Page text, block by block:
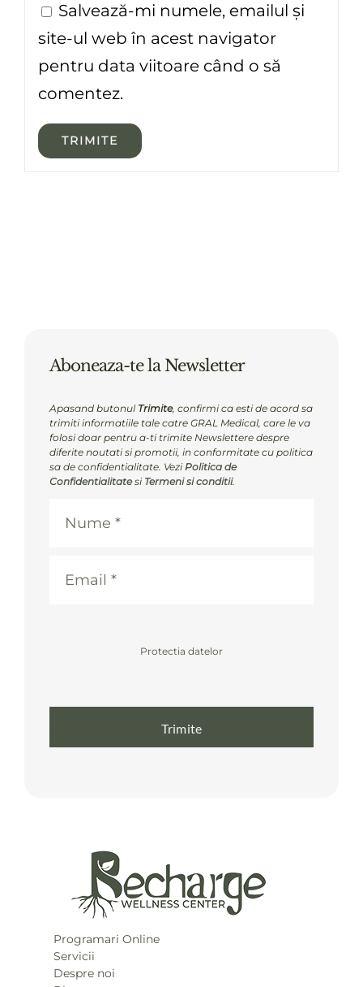
Salvează-mi numele, emailul și
site-ul web în acest navigator
pentru data viitoare când o să
comentez.
Aboneaza-te la Newsletter
Apasand butonul Trimite, confirmi ca esti de acord sa
trimiti informatiile tale catre GRAL Medical, care le va
folosi doar pentru a-ti trimite Newslettere despre
diferite noutati si promotii, in conformitate cu politica
sa de confidentialitate. VeziPolitica de
Confidentialitatesi Termeni si conditii.
Protectia datelor
Trimite
Programari Online
Servicii
Despre noi